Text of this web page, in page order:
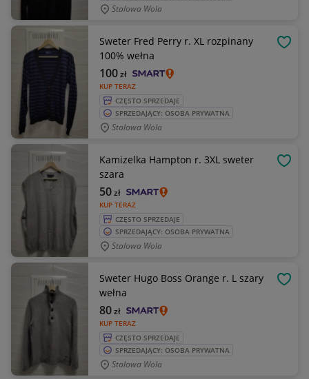
Stalowa Wola
Sweter Fred Perry r. XL rozpinany
100% wełna
KUP TERAZ
100zł
CZĘSTO SPRZEDAJE
SPRZEDAJĄCY: OSOBA PRYWATNA
Stalowa Wola
Kamizelka Hampton r. 3XL sweter
szara
KUP TERAZ
50zł
CZĘSTO SPRZEDAJE
SPRZEDAJĄCY: OSOBA PRYWATNA
Stalowa Wola
Sweter Hugo Boss Orange r. L szary
wełna
KUP TERAZ
80zł
CZĘSTO SPRZEDAJE
SPRZEDAJĄCY: OSOBA PRYWATNA
Stalowa Wola